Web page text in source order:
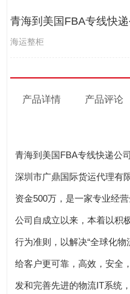
青海到美国FBA专线快递
海运整柜
产品详情 产品评论
青海到美国FBA专线快递公司
深圳市广鼎国际货运代理有
资金500万，是一家专业经
公司自成立以来，本着以积
行为准则，以解决“全球化
给客户更可靠，高效，安全
发和完善先进的物流IT系统